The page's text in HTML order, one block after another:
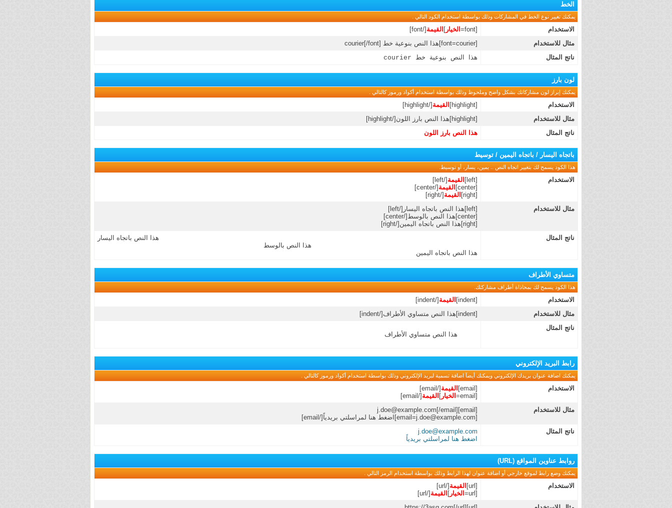
الخط
يمكنك تغيير نوع الخط في المشاركات وذلك بواسطة استخدام الكود التالي .
الاستخدام [font= الخيار ] القيمة [/font]
مثال للاستخدام
[font=courier]هذا النص بنوعية خط courier[/font]
ناتج المثال
هذا النص بنوعية خط courier
لون بارز
يمكنك إبراز لون مشاركاتك بشكل واضح وملحوظ وذلك بواسطة استخدام أكواد ورموز كالتالي .
الاستخدام [highlight] القيمة [/highlight]
مثال للاستخدام
[highlight]هذا النص بارز اللون[/highlight]
ناتج المثال
هذا النص بارز اللون
باتجاه اليسار / باتجاه اليمين / توسيط
هذا الكود يسمح لك بتغيير اتجاه النص .. يمين، يسار، أو توسيط.
الاستخدام [left] القيمة [/left]
[center]
القيمة [/center]
[right]
القيمة [/right]
مثال للاستخدام
[left]هذا النص باتجاه اليسار[/left]
[center]هذا النص بالوسط[/center]
[right]هذا النص باتجاه اليمين[/right]
ناتج المثال
هذا النص باتجاه اليسار
هذا النص بالوسط
هذا النص باتجاه اليمين
متساوي الأطراف
هذا الكود يسمح لك بمحاذاة أطراف مشاركتك.
الاستخدام [indent] القيمة [/indent]
مثال للاستخدام
[indent]هذا النص متساوي الأطراف[/indent]
ناتج المثال
هذا النص متساوي الأطراف
رابط البريد الإلكتروني
يمكنك اضافة عنوان بريدك الإلكتروني ويمكنك أيضآ اضافة تسمية لبريد الإلكتروني وذلك بواسطة استخدام أكواد ورموز كالتالي .
الاستخدام [email] القيمة [/email]
[email=
الخيار ] القيمة [/email]
مثال للاستخدام
[email]
j.doe@example.com [/email]
[
email=j.doe@example.com]اضغط هنا لمراسلتي بريدياً[/email]
ناتج المثال
j.doe@example.com
اضغط هنا لمراسلتي بريدياً
روابط عناوين المواقع (URL)
يمكنك وضع رابط لموقع خارجي أو اضافة عنوان لهذا الرابط وذلك بواسطة استخدام الرمز التالي .
الاستخدام [url] القيمة [/url]
[url=
الخيار ] القيمة [/url]